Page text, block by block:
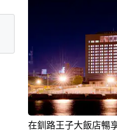
在釧路王子大飯店暢